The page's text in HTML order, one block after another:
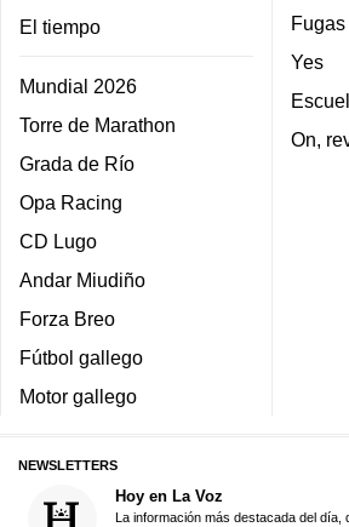
El tiempo
Mundial 2026
Torre de Marathon
Grada de Río
Opa Racing
CD Lugo
Andar Miudiño
Forza Breo
Fútbol gallego
Motor gallego
Fugas
Yes
On,
NEWSLETTERS
Hoy en La Voz
La información más destacada del día,